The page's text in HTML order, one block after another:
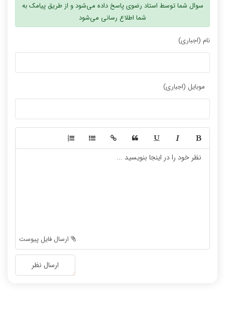
سوال شما توسط استاد رضوی پاسخ داده می‌شود و از طریق پیامک به
شما اطلاع رسانی می‌شود
نام (اجباری)
موبایل (اجباری)
-
-
-
-
-
-
ارسال نظر